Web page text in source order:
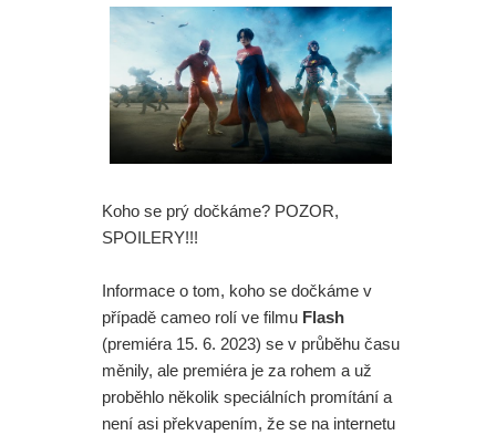
Mumie 4: Vrátí se další tři postavy z
původních filmů
Avatar 4: James Cameron promluvil
o tom, jak to vypadá s budoucností
série
šéfu Marvelu je zaskočen tím, jak
skvěle se filmu vede
Spider-Man: Zbrusu nový den -
Koho se prý dočkáme? POZOR,
SPOILERY!!!
Informace o tom, koho se dočkáme v
případě cameo rolí ve filmu Flash
(premiéra 15. 6. 2023) se v průběhu času
měnily, ale premiéra je za rohem a už
proběhlo několik speciálních promítání a
není asi překvapením, že se na internetu